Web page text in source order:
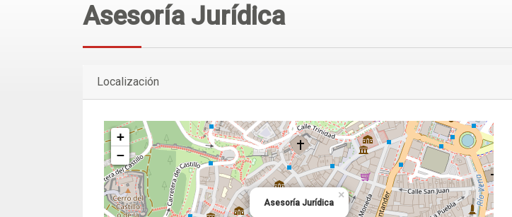
Asesoría Jurídica
Localización
Asesoría Jurídica
×
+
−